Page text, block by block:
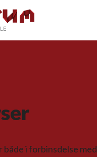
i forbinsdelse med